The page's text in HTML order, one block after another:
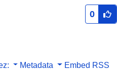
0
Metadata Embed RSS